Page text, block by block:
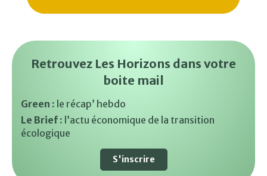
Retrouvez Les Horizons dans votre
boite mail
Green : le récap’ hebdo
Le Brief : l’actu économique de la transition
écologique
S'inscrire